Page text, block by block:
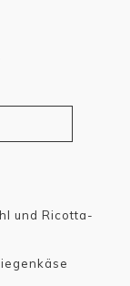
und Ricotta-